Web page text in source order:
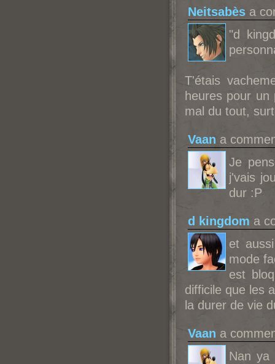
Neitsabès a
"d
T'étais
heures pour
mal du tout,
Vaan a
Je
j'vais
dur :P
d kingdom a
et
mode
est
difficile que les
la durer de vie
Vaan a
Nan ya